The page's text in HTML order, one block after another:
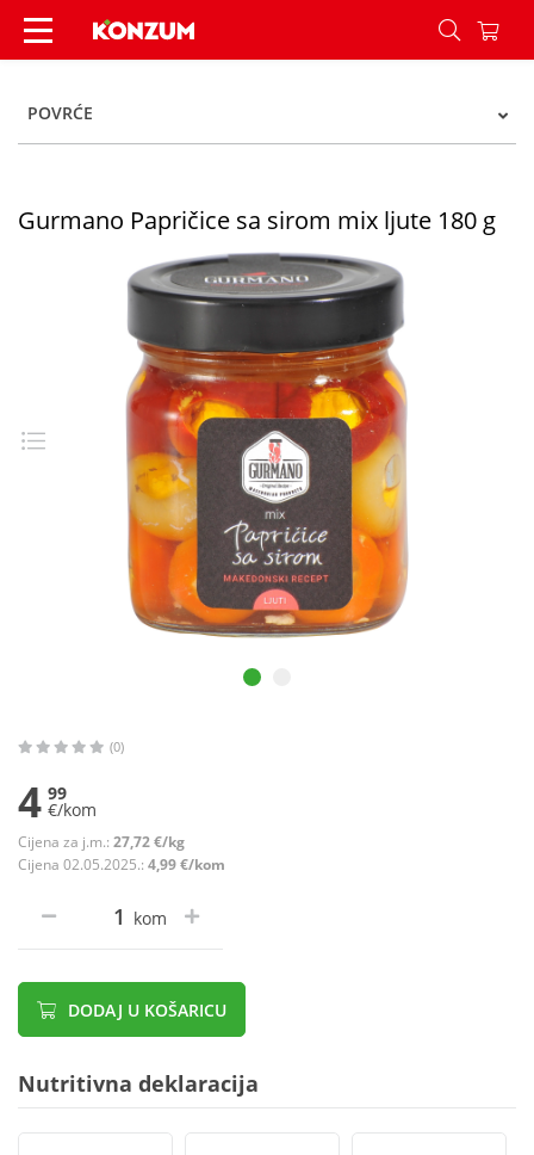
Gurmano Papričice sa sirom mix ljute 180 g -
POVRĆE
Gurmano Papričice sa sirom mix ljute 180 g
(0)
4 99
€/kom
Cijena za j.m.: 27,72 €/kg
Cijena 02.05.2025.: 4,99 €/kom
kom
DODAJ U KOŠARICU
Nutritivna deklaracija